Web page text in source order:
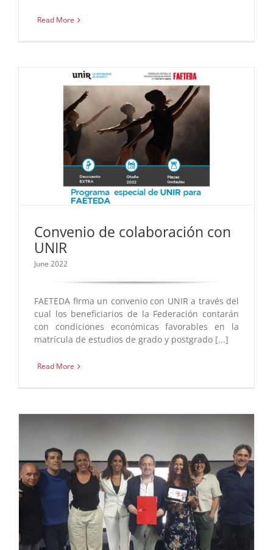
Read More
Convenio de colaboración con
UNIR
June 2022
FAETEDA firma un convenio con UNIR a través del
cual los beneficiarios de la Federación contarán
con condiciones económicas favorables en la
matrícula de estudios de grado y postgrado [...]
Read More